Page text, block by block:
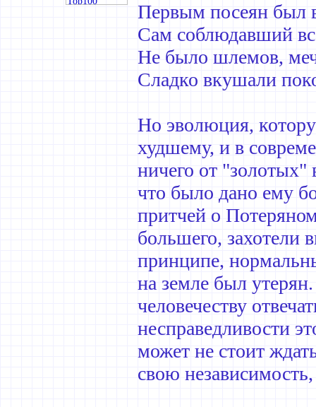
Первым посеян был
Сам соблюдавший
Не было шлемов,
Сладко вкушали
Но эволюция,
худшему, и в
ничего от "золотых"
что было дано ему
притчей о
большего, захотели
принципе,
на земле был
человечеству
несправедливости
может не стоит
свою